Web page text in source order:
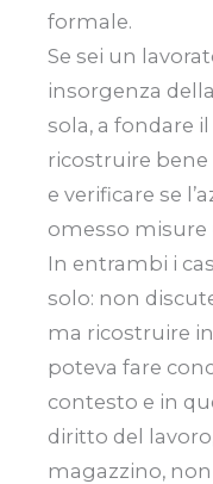
formale.
Se sei un
insorgenza
sola, a fondare
ricostruire bene
e verificare se
omesso misure
In entrambi i
solo: non
ma ricostruire
poteva fare
contesto e in
diritto del
magazzino,